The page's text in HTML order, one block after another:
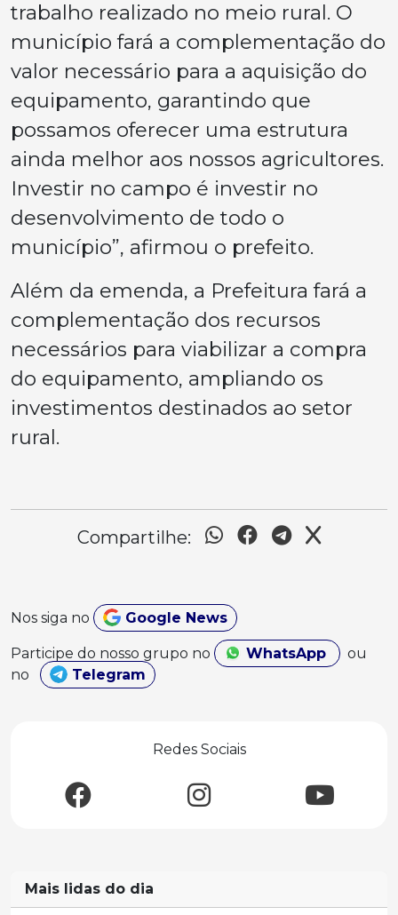
trabalho realizado no meio rural. O
município fará a complementação do
valor necessário para a aquisição do
equipamento, garantindo que
possamos oferecer uma estrutura
ainda melhor aos nossos agricultores.
Investir no campo é investir no
desenvolvimento de todo o
município”, afirmou o prefeito.
Além da emenda, a Prefeitura fará a
complementação dos recursos
necessários para viabilizar a compra
do equipamento, ampliando os
investimentos destinados ao setor
rural.
Compartilhe:
Nos siga no Google News
Participe do nosso grupo no WhatsApp
ou
no
Telegram
Redes Sociais
Mais lidas do dia